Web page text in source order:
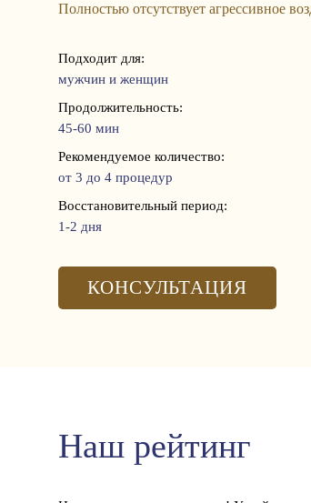
Полностью отсутствует агрессивное
Подходит для:
мужчин и женщин
Продолжительность:
45-60 мин
Рекомендуемое количество:
от 3 до 4 процедур
Восстановительный период:
1-2 дня
КОНСУЛЬТАЦИЯ
Наш рейтинг